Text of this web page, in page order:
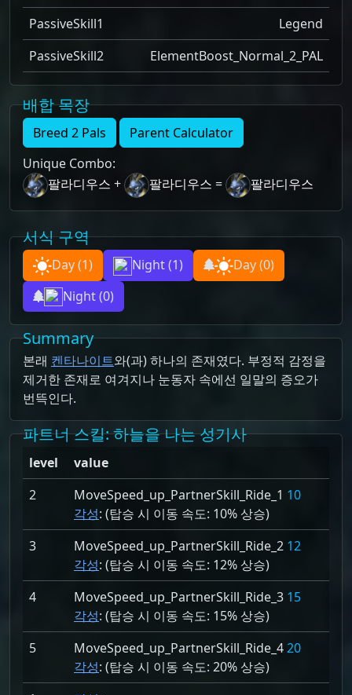
PassiveSkill1
Legend
PassiveSkill2
ElementBoost_Normal_2_PAL
배합 목장
Breed 2 Pals
Parent Calculator
Unique Combo:
팔라디우스 + 팔라디우스 = 팔라디우스
서식 구역
Day(1) Night(1) Day(0)
Night(0)
Summary
본래 켄타나이트와(과) 하나의 존재였다. 부정적 감정을
제거한 존재로 여겨지나 눈동자 속에선 일말의 증오가
번뜩인다.
파트너 스킬: 하늘을 나는 성기사
level
value
2
MoveSpeed_up_PartnerSkill_Ride_1 10
각성: (탑승 시 이동 속도: 10% 상승)
3
MoveSpeed_up_PartnerSkill_Ride_2 12
각성: (탑승 시 이동 속도: 12% 상승)
4
MoveSpeed_up_PartnerSkill_Ride_3 15
각성: (탑승 시 이동 속도: 15% 상승)
5
MoveSpeed_up_PartnerSkill_Ride_420
각성: (탑승 시 이동 속도: 20% 상승)